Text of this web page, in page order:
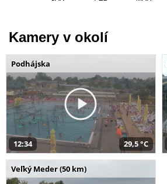
Kamery v okolí
Podhájska
12:34 29,5 °C
Veľký Meder (50 km)